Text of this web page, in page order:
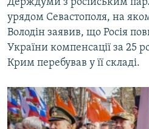
Держдуми з російським
урядом Севастополя, на
Володін заявив, що Росія
України компенсації за 25
Крим перебував у її складі.